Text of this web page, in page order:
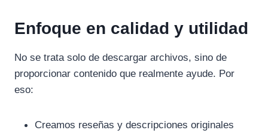
Enfoque en calidad y utilidad
No se trata solo de descargar archivos, sino de
proporcionar contenido que realmente ayude. Por
eso:
Creamos reseñas y descripciones originales